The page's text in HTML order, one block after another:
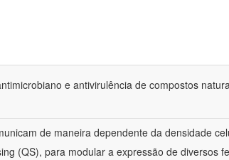
e antivirulência de compostos
de maneira dependente da densidade
(QS), para modular a expressão de diversos